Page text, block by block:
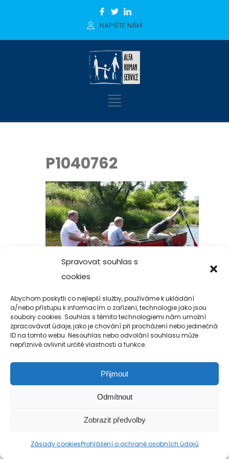
Spravovat souhlas s
cookies
Abychom poskytli co nejlepší služby, používáme k ukládání
a/nebo přístupu k informacím o zařízení, technologie jako jsou
soubory cookies. Souhlas s těmito technologiemi nám umožní
zpracovávat údaje, jako je chování při procházení nebo jedinečná
ID na tomto webu. Nesouhlas nebo odvolání souhlasu může
nepříznivě ovlivnit určité vlastnosti a funkce.
Přijmout
Odmítnout
Zobrazit předvolby
Zásady cookiesProhlášení o ochraně osobních údajů
NAPIŠTE NÁM
P1040762
Copyright 2019-2026 Alfa Human Service
/ TM Servis - the technical motion s.r.o.